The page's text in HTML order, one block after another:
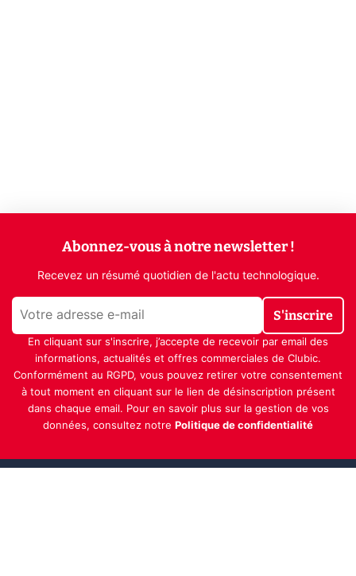
Abonnez-vous à notre newsletter !
Recevez un résumé quotidien de l'actu technologique.
S'inscrire
En cliquant sur s'inscrire, j’accepte de recevoir par email des
informations, actualités et offres commerciales de Clubic.
Conformément au RGPD, vous pouvez retirer votre consentement
à tout moment en cliquant sur le lien de désinscription présent
dans chaque email. Pour en savoir plus sur la gestion de vos
données, consultez notre Politique de confidentialité